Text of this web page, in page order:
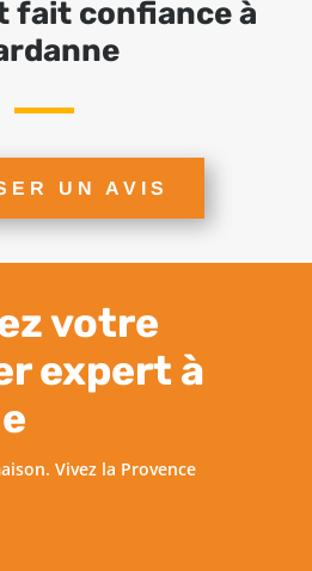
fait confiance à
UN AVIS
votre
expert à
Vivez la Provence